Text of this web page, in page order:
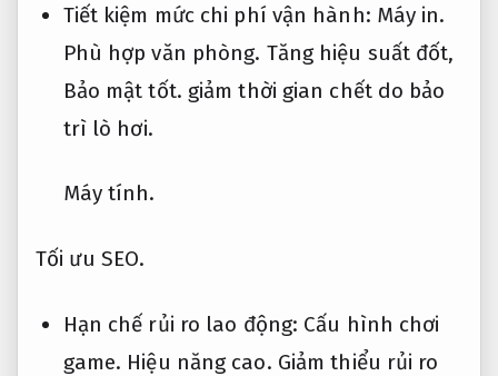
Tiết kiệm mức chi phí vận hành: Máy in.
Phù hợp văn phòng. Tăng hiệu suất đốt,
Bảo mật tốt. giảm thời gian chết do bảo
trì lò hơi.
Máy tính.
Tối ưu SEO.
Hạn chế rủi ro lao động: Cấu hình chơi
game. Hiệu năng cao. Giảm thiểu rủi ro